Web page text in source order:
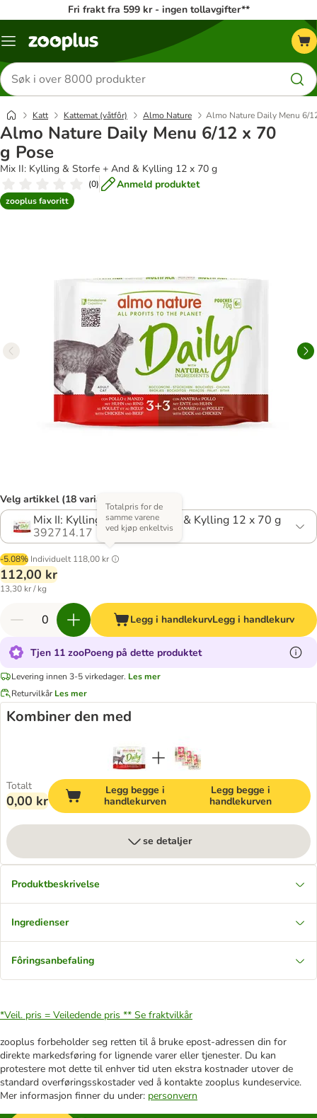
Fri frakt fra 599 kr - ingen tollavgifter**
Katalogmeny
Søk
etter
produkter
Katt Kattemat (våtfôr) Almo Nature Almo Nature Daily Menu 6/
Almo Nature Daily Menu 6/12 x 70
g Pose
Mix II: Kylling & Storfe + And & Kylling 12 x 70 g
(0) Anmeld produktet
zooplus favoritt
Velg artikkel (18 varianter)
Mix II: Kylling & Storfe + And & Kylling 12 x 70 g
392714.17
-5.08% Individuelt 118,00 kr
Totalpris for de
samme varene
ved kjøp enkeltvis
112,00 kr
13,30 kr / kg
Legg i handlekurvLegg i handlekurv
Tjen 11 zooPoeng på dette produktet
Levering innen 3-5 virkedager. Les mer
Returvilkår Les mer
Kombiner den med
Totalt
0,00 kr
Legg begge i
handlekurven
Legg begge i
handlekurven
se detaljer
Produktbeskrivelse
Ingredienser
Fôringsanbefaling
*Veil. pris = Veiledende pris ** Se fraktvilkår
zooplus forbeholder seg retten til å bruke epost-adressen din for
direkte markedsføring for lignende varer eller tjenester. Du kan
protestere mot dette til enhver tid uten ekstra kostnader utover de
standard overføringsskostader ved å kontakte zooplus kundeservice.
Mer informasjon finner du under: personvern